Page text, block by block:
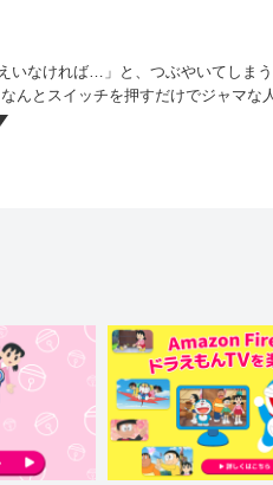
なければ…」と、つぶやいてしま
とスイッチを押すだけでジャマな
しても追いかけられ、とっさにス